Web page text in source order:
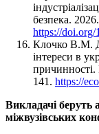
безпека.
https://doi.org/
Клочко В.М.
інтереси в
141. https://
Викладачі беруть
міжвузівських